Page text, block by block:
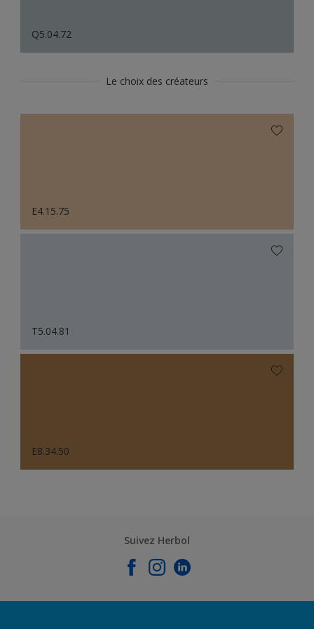
Q5.04.72
Le choix des créateurs
E4.15.75
T5.04.81
E8.34.50
Suivez Herbol